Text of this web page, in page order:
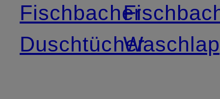
Fischbacher
Duschtücher